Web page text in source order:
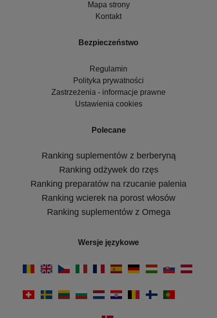
Mapa strony
Kontakt
Bezpieczeństwo
Regulamin
Polityka prywatności
Zastrzeżenia - informacje prawne
Ustawienia cookies
Polecane
Ranking suplementów z berberyną
Ranking odżywek do rzęs
Ranking preparatów na rzucanie palenia
Ranking wcierek na porost włosów
Ranking suplementów z Omega
Wersje językowe